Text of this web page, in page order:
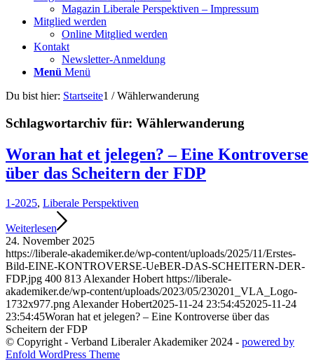
Magazin Liberale Perspektiven – Impressum
Mitglied werden
Online Mitglied werden
Kontakt
Newsletter-Anmeldung
Menü Menü
Du bist hier: Startseite1 / Wählerwanderung
Schlagwortarchiv für: Wählerwanderung
Woran hat et jelegen? – Eine Kontroverse
über das Scheitern der FDP
1-2025, Liberale Perspektiven
Weiterlesen
24. November 2025
https://liberale-akademiker.de/wp-content/uploads/2025/11/Erstes-
Bild-EINE-KONTROVERSE-UeBER-DAS-SCHEITERN-DER-
FDP.jpg 400 813 Alexander Hobert https://liberale-
akademiker.de/wp-content/uploads/2023/05/230201_VLA_Logo-
1732x977.png Alexander Hobert2025-11-24 23:54:452025-11-24
23:54:45Woran hat et jelegen? – Eine Kontroverse über das
Scheitern der FDP
© Copyright - Verband Liberaler Akademiker 2024 - powered by
Enfold WordPress Theme